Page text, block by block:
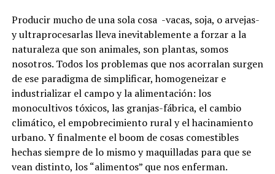
Producir mucho de una sola cosa -vacas, soja, o arvejas-
y ultraprocesarlas lleva inevitablemente a forzar a la
naturaleza que son animales, son plantas, somos
nosotros. Todos los problemas que nos acorralan surgen
de ese paradigma de simplificar, homogeneizar e
industrializar el campo y la alimentación: los
monocultivos tóxicos, las granjas-fábrica, el cambio
climático, el empobrecimiento rural y el hacinamiento
urbano. Y finalmente el boom de cosas comestibles
hechas siempre de lo mismo y maquilladas para que se
vean distinto, los “alimentos” que nos enferman.